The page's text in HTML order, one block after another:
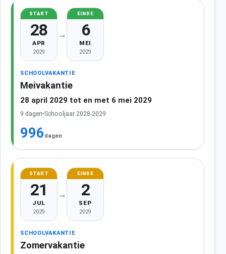
START
28
APR
2029
→
EINDE
6
MEI
2029
SCHOOLVAKANTIE
Meivakantie
28 april 2029 tot en met 6 mei 2029
9 dagen•Schooljaar 2028-2029
996 dagen
START
21
JUL
2029
→
EINDE
2
SEP
2029
SCHOOLVAKANTIE
Zomervakantie